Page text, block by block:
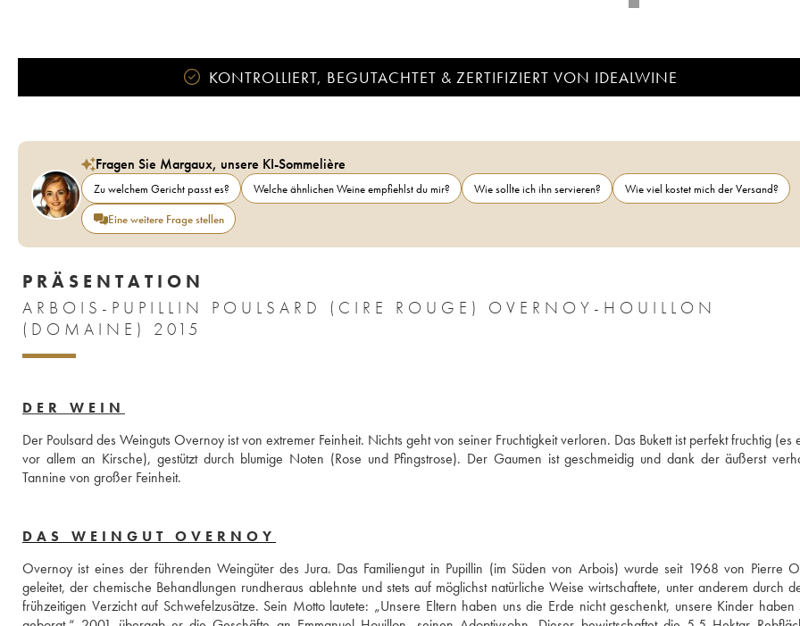
KONTROLLIERT, BEGUTACHTET & ZERTIFIZIERT VON IDEALWINE
Fragen Sie Margaux, unsere KI-Sommelière
Zu welchem Gericht passt es? Welche ähnlichen Weine empfiehlst du mir? Wie sollte ich ihn servieren?
Wie viel kostet mich der Versand?
Eine weitere Frage stellen
PRÄSENTATION
ARBOIS-PUPILLIN POULSARD (CIRE ROUGE) OVERNOY-HOUILLON
(DOMAINE) 2015
DER WEIN
Der Poulsard des Weinguts Overnoy ist von extremer Feinheit. Nichts geht von seiner Fruchtigkeit verloren. Das Bukett ist perfekt fruchtig (es
vor allem an Kirsche), gestützt durch blumige Noten (Rose und Pfingstrose). Der Gaumen ist geschmeidig und dank der äußerst
Tannine von großer Feinheit.
DAS WEINGUT OVERNOY
Overnoy ist eines der führenden Weingüter des Jura. Das Familiengut in Pupillin (im Süden von Arbois) wurde seit 1968 von Pierre
geleitet, der chemische Behandlungen rundheraus ablehnte und stets auf möglichst natürliche Weise wirtschaftete, unter anderem durch
frühzeitigen Verzicht auf Schwefelzusätze. Sein Motto lautete: „Unsere Eltern haben uns die Erde nicht geschenkt, unsere Kinder haben